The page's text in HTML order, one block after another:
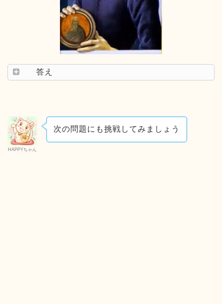
答え
HAPPYちゃん
次の問題にも挑戦してみましょう